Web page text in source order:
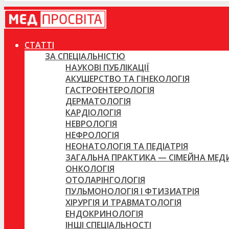
СТАТТІ
ЗА СПЕЦІАЛЬНІСТЮ
НАУКОВІ ПУБЛІКАЦІЇ
АКУШЕРСТВО ТА ГІНЕКОЛОГІЯ
ГАСТРОЕНТЕРОЛОГІЯ
ДЕРМАТОЛОГІЯ
КАРДІОЛОГІЯ
НЕВРОЛОГІЯ
НЕФРОЛОГІЯ
НЕОНАТОЛОГІЯ ТА ПЕДІАТРІЯ
ЗАГАЛЬНА ПРАКТИКА — СІМЕЙНА
ОНКОЛОГІЯ
ОТОЛАРІНГОЛОГІЯ
ПУЛЬМОНОЛОГІЯ І ФТИЗИАТРІЯ
ХІРУРГІЯ И ТРАВМАТОЛОГІЯ
ЕНДОКРИНОЛОГІЯ
ІНШІ СПЕЦІАЛЬНОСТІ